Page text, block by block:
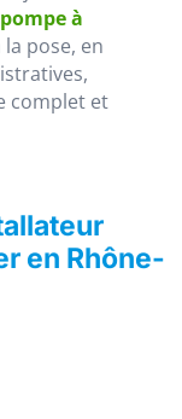
pompe à
la pose, en
complet et
en Rhône-